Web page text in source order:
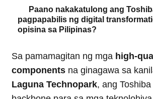
Paano nakakatulong ang
pagpapabilis ng digital
opisina sa Pilipinas?
Sa pamamagitan ng mga high-
components na ginagawa sa
Laguna Technopark, ang